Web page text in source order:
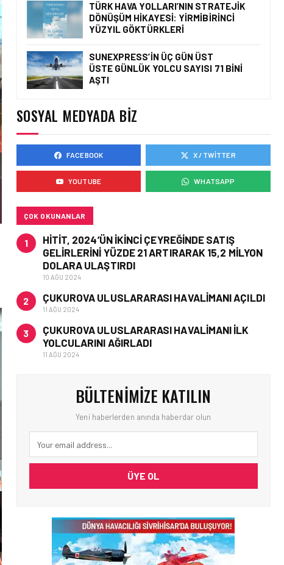
HIKAYESI: YIRMIBIRINCI
YÜZYIL GÖKTÜRKLERI
HAVACILIK • 06 AĞU 2026
HAVACILIK • 05 AĞU 2026
YAKIT MALIYETLERINDEKI
YÜZDE 46’LIK ARTIŞA
KARŞI HANGI ÖNLEMLER
TÜRK HAVA YOLLARI’NIN STRATEJIK
DÖNÜŞÜM HIKAYESI: YIRMIBIRINCI
YÜZYIL GÖKTÜRKLERI
SUNEXPRESS’IN ÜÇ GÜN ÜST
ÜSTE GÜNLÜK YOLCU SAYISI 71 BINI
AŞTI
SOSYAL MEDYADA BIZ
FACEBOOK X / TWITTER
YOUTUBE WHATSAPP
ÇOK OKUNANLAR
1
HITIT, 2024’ÜN IKINCI ÇEYREĞINDE SATIŞ
GELIRLERINI YÜZDE 21 ARTIRARAK 15,2 MILYON
DOLARA ULAŞTIRDI
10 AĞU 2024
2 ÇUKUROVA ULUSLARARASI HAVALIMANI AÇILDI
11 AĞU 2024
3
ÇUKUROVA ULUSLARARASI HAVALIMANI İLK
YOLCULARINI AĞIRLADI
11 AĞU 2024
BÜLTENIMIZE KATILIN
Yeni haberlerden anında haberdar olun
ÜYE OL